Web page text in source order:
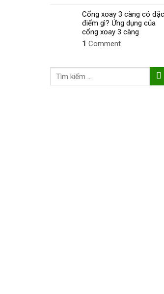
Cổng xoay 3 càng có đặc
điểm gì? Ứng dụng của
cổng xoay 3 càng
1 Comment
Tìm